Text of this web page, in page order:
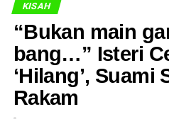
KISAH
“Bukan main
bang…” Isteri
‘Hilang’, Suami
Rakam